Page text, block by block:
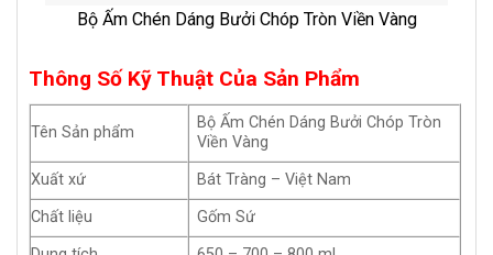
Bộ Ấm Chén Dáng Bưởi Chóp Tròn Viền Vàng
Thông Số Kỹ Thuật Của Sản Phẩm
Tên Sản phẩm
Bộ Ấm Chén Dáng Bưởi Chóp Tròn
Viền Vàng
Xuất xứ
Bát Tràng – Việt Nam
Chất liệu
Gốm Sứ